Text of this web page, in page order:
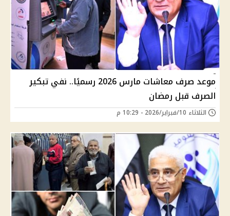
موعد صرف معاشات مارس 2026 رسميًا.. نفي تبكير
الصرف قبل رمضان
الثلاثاء 10/فبراير/2026 - 10:29 م